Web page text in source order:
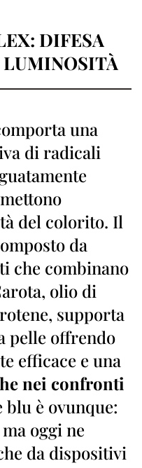
DIFESA
LUMINOSITÀ
una
di radicali
del colorito. Il
da
che combinano
olio di
supporta
pelle offrendo
efficace e una
nei confronti
blu è ovunque:
oggi ne
da dispositivi